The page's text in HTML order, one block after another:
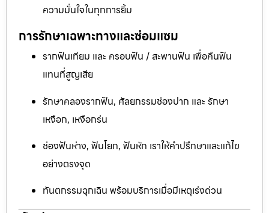
ความมั่นใจในทุกการยิ้ม
การรักษาเฉพาะทางและซ่อมแซม
รากฟันเทียม และ ครอบฟัน / สะพานฟัน เพื่อคืนฟัน
แทนที่สูญเสีย
รักษาคลองรากฟัน, ศัลยกรรมช่องปาก และ รักษา
เหงือก, เหงือกร่น
ช่องฟันห่าง, ฟันโยก, ฟันหัก เราให้คำปรึกษาและแก้ไข
อย่างตรงจุด
ทันตกรรมฉุกเฉิน พร้อมบริการเมื่อมีเหตุเร่งด่วน